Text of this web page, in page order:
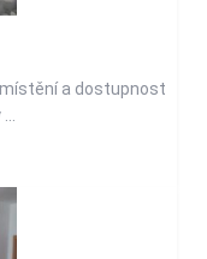
a dostupnost